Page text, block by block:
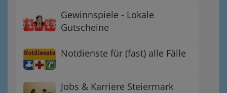
Gewinnspiele - Lokale
Gutscheine
Notdienste für (fast) alle Fälle
Jobs & Karriere Steiermark